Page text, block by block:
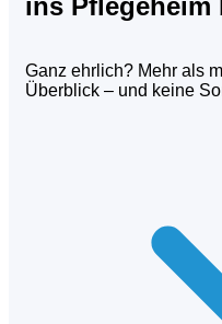
ins Pflegeheim
Ganz ehrlich? Mehr als
Überblick – und keine